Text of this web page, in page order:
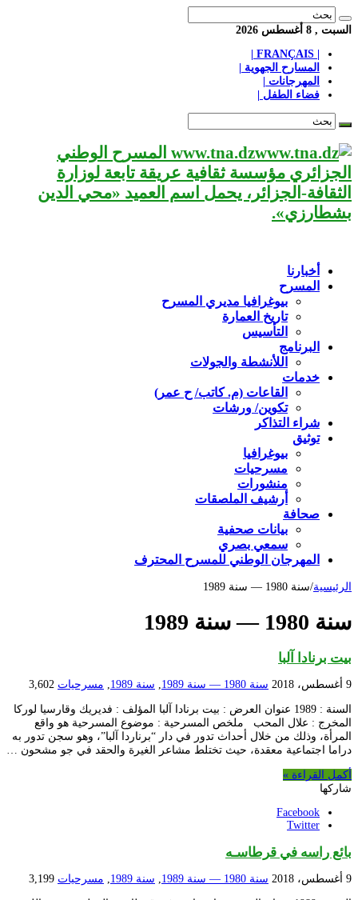
السبت , 8 أغسطس 2026
المسارح الجهوية |
المهرجانات |
فضاء الطفل |
www.tna.dz المسرح الوطني
الجزائري مؤسسة ثقافية عريقة تابعة لوزارة
الثقافة-الجزائر، يحمل اسم العميد «محي الدين
بشطارزي».
أخبارنا
المسرح
بيوغرافيا مديري المسرح
تاريخ العمارة
التأسيس
البرنامج
اللأنشطة والجولات
خدمات
القاعات (م. كاتب/ ح عمر)
تكوين/ ورشات
شراء التذاكر
توثيق
بيوغرافيا
مسرحيات
منشورات
أرشيف الملصقات
صحافة
بيانات صحفية
سمعي بصري
المهرجان الوطني للمسرح المحترف
الرئيسية/سنة 1980 — سنة 1989
سنة 1980 — سنة 1989
بيت برنادا آلبا
9 أغسطس، 2018 سنة 1980 — سنة 1989 , سنة 1989 , مسرحيات 3,602
السنة : 1989 عنوان العرض : بيت برنادا آلبا المؤلف : فديريك وقارسيا لوركا
المخرج : علال المحب ملخص المسرحية : موضوع المسرحية هو واقع
المرأة، وذلك من خلال أحداث تدور في دار “برناردا آلبا”، وهو سجن تدور به
دراما اجتماعية معقدة، حيث تختلط مشاعر الغيرة والحقد في جو مشحون …
أكمل القراءة »
شاركها
Facebook
Twitter
بائع راسه في قرطاسـه
9 أغسطس، 2018 سنة 1980 — سنة 1989 سنة 1989 مسرحيات 3,199